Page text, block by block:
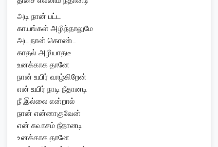
அடி நான் பட்ட
காயங்கள் அழிந்தாலுமே
அட நான் கொண்ட
காதல் அழியாதடீ
உனக்காக தானே
நான் உயிர் வாழ்கிறேன்
என் உயிர் நாடி நீதானடி
நீ இல்லை என்றால்
நான் என்னாகுவேன்
என் சுவாசம் நீதானடி
உனக்காக தானே